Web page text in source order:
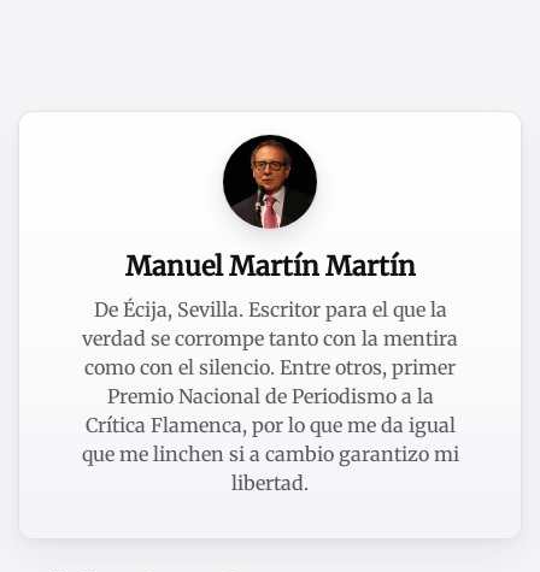
Manuel Martín Martín
De Écija, Sevilla. Escritor para el que la
verdad se corrompe tanto con la mentira
como con el silencio. Entre otros, primer
Premio Nacional de Periodismo a la
Crítica Flamenca, por lo que me da igual
que me linchen si a cambio garantizo mi
libertad.